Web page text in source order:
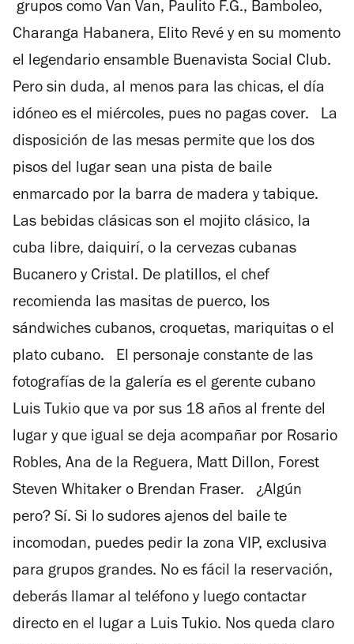
grupos como Van Van, Paulito F.G., Bamboleo,
Charanga Habanera, Elito Revé y en su momento
el legendario ensamble Buenavista Social Club.
Pero sin duda, al menos para las chicas, el día
idóneo es el miércoles, pues no pagas cover. La
disposición de las mesas permite que los dos
pisos del lugar sean una pista de baile
enmarcado por la barra de madera y tabique.
Las bebidas clásicas son el mojito clásico, la
cuba libre, daiquirí, o la cervezas cubanas
Bucanero y Cristal. De platillos, el chef
recomienda las masitas de puerco, los
sándwiches cubanos, croquetas, mariquitas o el
plato cubano. El personaje constante de las
fotografías de la galería es el gerente cubano
Luis Tukio que va por sus 18 años al frente del
lugar y que igual se deja acompañar por Rosario
Robles, Ana de la Reguera, Matt Dillon, Forest
Steven Whitaker o Brendan Fraser. ¿Algún
pero? Sí. Si lo sudores ajenos del baile te
incomodan, puedes pedir la zona VIP, exclusiva
para grupos grandes. No es fácil la reservación,
deberás llamar al teléfono y luego contactar
directo en el lugar a Luis Tukio. Nos queda claro